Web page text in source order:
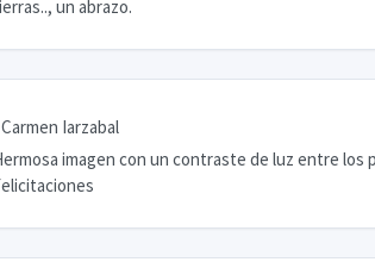
un abrazo.
Carmen Iarzabal
imagen con un contraste de luz entre los